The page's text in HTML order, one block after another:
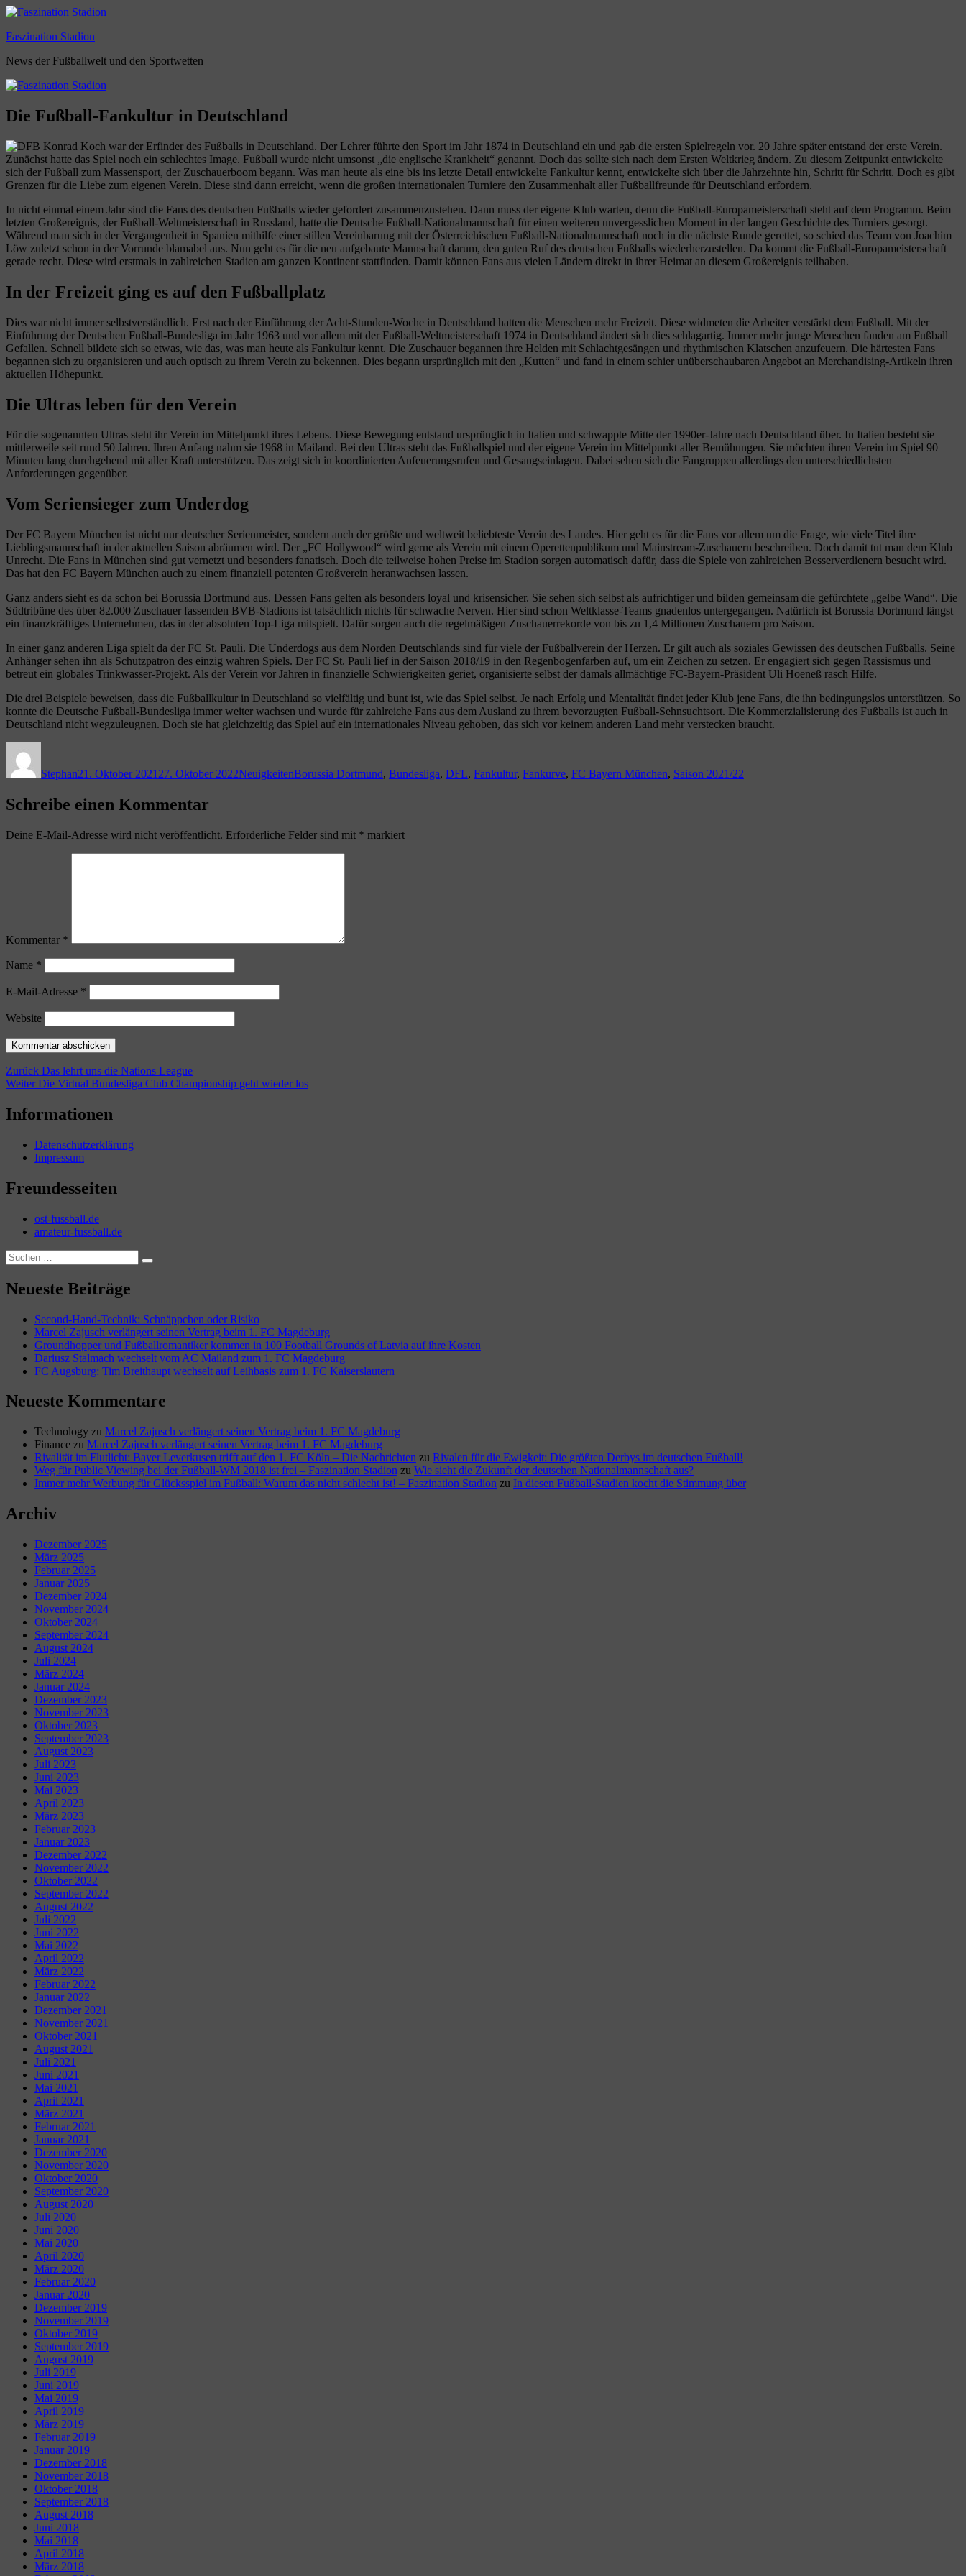
Zum
springen
Faszination Stadion
News der Fußballwelt und den Sportwetten
Die Fußball-Fankultur in Deutschland
Konrad Koch war der Erfinder des Fußballs in Deutschland. Der Lehrer führte den Sport im Jahr 1874 in Deutschland ein und gab die ersten Spielregeln vor. 20 Jahre später entstand der erste Verein.
Zunächst hatte das Spiel noch ein schlechtes Image. Fußball wurde nicht umsonst „die englische Krankheit“ genannt. Doch das sollte sich nach dem Ersten Weltkrieg ändern. Zu diesem Zeitpunkt entwickelte
sich der Fußball zum Massensport, der Zuschauerboom begann. Was man heute als eine bis ins letzte Detail entwickelte Fankultur kennt, entwickelte sich über die Jahrzehnte hin, Schritt für Schritt. Doch es gibt
Grenzen für die Liebe zum eigenen Verein. Diese sind dann erreicht, wenn die großen internationalen Turniere den Zusammenhalt aller Fußballfreunde für Deutschland erfordern.
In nicht einmal einem Jahr sind die Fans des deutschen Fußballs wieder gefordert zusammenzustehen. Dann muss der eigene Klub warten, denn die Fußball-Europameisterschaft steht auf dem Programm. Beim
letzten Großereignis, der Fußball-Weltmeisterschaft in Russland, hatte die Deutsche Fußball-Nationalmannschaft für einen weiteren unvergesslichen Moment in der langen Geschichte des Turniers gesorgt.
Während man sich in der Vergangenheit in Spanien mithilfe einer stillen Vereinbarung mit der Österreichischen Fußball-Nationalmannschaft noch in die nächste Runde gerettet, so schied das Team von Joachim
Löw zuletzt schon in der Vorrunde blamabel aus. Nun geht es für die neu aufgebaute Mannschaft darum, den guten Ruf des deutschen Fußballs wiederherzustellen. Da kommt die Fußball-Europameisterschaft
gerade recht. Diese wird erstmals in zahlreichen Stadien am ganzen Kontinent stattfinden. Damit können Fans aus vielen Ländern direkt in ihrer Heimat an diesem Großereignis teilhaben.
In der Freizeit ging es auf den Fußballplatz
Dies war nicht immer selbstverständlich. Erst nach der Einführung der Acht-Stunden-Woche in Deutschland hatten die Menschen mehr Freizeit. Diese widmeten die Arbeiter verstärkt dem Fußball. Mit der
Einführung der Deutschen Fußball-Bundesliga im Jahr 1963 und vor allem mit der Fußball-Weltmeisterschaft 1974 in Deutschland ändert sich dies schlagartig. Immer mehr junge Menschen fanden am Fußball
Gefallen. Schnell bildete sich so etwas, wie das, was man heute als Fankultur kennt. Die Zuschauer begannen ihre Helden mit Schlachtgesängen und rhythmischen Klatschen anzufeuern. Die härtesten Fans
begannen sich zu organisieren und auch optisch zu ihrem Verein zu bekennen. Dies begann ursprünglich mit den „Kutten“ und fand in einem schier unüberschaubaren Angebot an Merchandising-Artikeln ihren
aktuellen Höhepunkt.
Die Ultras leben für den Verein
Für die sogenannten Ultras steht ihr Verein im Mittelpunkt ihres Lebens. Diese Bewegung entstand ursprünglich in Italien und schwappte Mitte der 1990er-Jahre nach Deutschland über. In Italien besteht sie
mittlerweile seit rund 50 Jahren. Ihren Anfang nahm sie 1968 in Mailand. Bei den Ultras steht das Fußballspiel und der eigene Verein im Mittelpunkt aller Bemühungen. Sie möchten ihren Verein im Spiel 90
Minuten lang durchgehend mit aller Kraft unterstützen. Das zeigt sich in koordinierten Anfeuerungsrufen und Gesangseinlagen. Dabei sehen sich die Fangruppen allerdings den unterschiedlichsten
Anforderungen gegenüber.
Vom Seriensieger zum Underdog
Der FC Bayern München ist nicht nur deutscher Serienmeister, sondern auch der größte und weltweit beliebteste Verein des Landes. Hier geht es für die Fans vor allem um die Frage, wie viele Titel ihre
Lieblingsmannschaft in der aktuellen Saison abräumen wird. Der „FC Hollywood“ wird gerne als Verein mit einem Operettenpublikum und Mainstream-Zuschauern beschreiben. Doch damit tut man dem Klub
Unrecht. Die Fans in München sind gut vernetzt und besonders fanatisch. Doch die teilweise hohen Preise im Stadion sorgen automatisch dafür, dass die Spiele von zahlreichen Besserverdienern besucht wird.
Das hat den FC Bayern München auch zu einem finanziell potenten Großverein heranwachsen lassen.
Ganz anders sieht es da schon bei Borussia Dortmund aus. Dessen Fans gelten als besonders loyal und krisensicher. Sie sehen sich selbst als aufrichtiger und bilden gemeinsam die gefürchtete „gelbe Wand“. Die
Südtribüne des über 82.000 Zuschauer fassenden BVB-Stadions ist tatsächlich nichts für schwache Nerven. Hier sind schon Weltklasse-Teams gnadenlos untergegangen. Natürlich ist Borussia Dortmund längst
ein finanzkräftiges Unternehmen, das in der absoluten Top-Liga mitspielt. Dafür sorgen auch die regelmäßigen Zuschauerrekorde von bis zu 1,4 Millionen Zuschauern pro Saison.
In einer ganz anderen Liga spielt da der FC St. Pauli. Die Underdogs aus dem Norden Deutschlands sind für viele der Fußballverein der Herzen. Er gilt auch als soziales Gewissen des deutschen Fußballs. Seine
Anhänger sehen ihn als Schutzpatron des einzig wahren Spiels. Der FC St. Pauli lief in der Saison 2018/19 in den Regenbogenfarben auf, um ein Zeichen zu setzen. Er engagiert sich gegen Rassismus und
betreut ein globales Trinkwasser-Projekt. Als der Verein vor Jahren in finanzielle Schwierigkeiten geriet, organisierte selbst der damals allmächtige FC-Bayern-Präsident Uli Hoeneß rasch Hilfe.
Die drei Beispiele beweisen, dass die Fußballkultur in Deutschland so vielfältig und bunt ist, wie das Spiel selbst. Je nach Erfolg und Mentalität findet jeder Klub jene Fans, die ihn bedingungslos unterstützen. So
konnte die Deutsche Fußball-Bundesliga immer weiter wachsen und wurde für zahlreiche Fans aus dem Ausland zu ihrem bevorzugten Fußball-Sehnsuchtsort. Die Kommerzialisierung des Fußballs ist auch in
Deutschland nicht wegzuleugnen. Doch sie hat gleichzeitig das Spiel auf ein internationales Niveau gehoben, das sich vor keinem anderen Land mehr verstecken braucht.
Stephan21. Oktober 2021 27. Oktober 2022NeuigkeitenBorussia Dortmund, Bundesliga, DFL, Fankultur, Fankurve, FC Bayern München, Saison 2021/22
Schreibe einen Kommentar
Deine E-Mail-Adresse wird nicht veröffentlicht. Erforderliche Felder sind mit * markiert
Kommentar *
Name *
E-Mail-Adresse *
Website
Beitragsnavigation
Zurück Vorheriger
Beitrag:
Das lehrt uns die Nations League
Weiter Nächster
Die Virtual Bundesliga Club Championship geht wieder los
Informationen
Datenschutzerklärung
Impressum
Freundesseiten
ost-fussball.de
amateur-fussball.de
Suchen
nach:
Suchen
Neueste Beiträge
Second-Hand-Technik: Schnäppchen oder Risiko
Marcel Zajusch verlängert seinen Vertrag beim 1. FC Magdeburg
Groundhopper und Fußballromantiker kommen in 100 Football Grounds of Latvia auf ihre Kosten
Dariusz Stalmach wechselt vom AC Mailand zum 1. FC Magdeburg
FC Augsburg: Tim Breithaupt wechselt auf Leihbasis zum 1. FC Kaiserslautern
Neueste Kommentare
Technology zu Marcel Zajusch verlängert seinen Vertrag beim 1. FC Magdeburg
Finance zu Marcel Zajusch verlängert seinen Vertrag beim 1. FC Magdeburg
Rivalität im Flutlicht: Bayer Leverkusen trifft auf den 1. FC Köln – Die Nachrichten zu Rivalen für die Ewigkeit: Die größten Derbys im deutschen Fußball!
Weg für Public Viewing bei der Fußball-WM 2018 ist frei – Faszination Stadion zu Wie sieht die Zukunft der deutschen Nationalmannschaft aus?
Immer mehr Werbung für Glücksspiel im Fußball: Warum das nicht schlecht ist! – Faszination Stadion zu In diesen Fußball-Stadien kocht die Stimmung über
Archiv
Dezember 2025
März 2025
Februar 2025
Januar 2025
Dezember 2024
November 2024
Oktober 2024
September 2024
August 2024
Juli 2024
März 2024
Januar 2024
Dezember 2023
November 2023
Oktober 2023
September 2023
August 2023
Juli 2023
Juni 2023
Mai 2023
April 2023
März 2023
Februar 2023
Januar 2023
Dezember 2022
November 2022
Oktober 2022
September 2022
August 2022
Juli 2022
Juni 2022
Mai 2022
April 2022
März 2022
Februar 2022
Januar 2022
Dezember 2021
November 2021
Oktober 2021
August 2021
Juli 2021
Juni 2021
Mai 2021
April 2021
März 2021
Februar 2021
Januar 2021
Dezember 2020
November 2020
Oktober 2020
September 2020
August 2020
Juli 2020
Juni 2020
Mai 2020
April 2020
März 2020
Februar 2020
Januar 2020
Dezember 2019
November 2019
Oktober 2019
September 2019
August 2019
Juli 2019
Juni 2019
Mai 2019
April 2019
März 2019
Februar 2019
Januar 2019
Dezember 2018
November 2018
Oktober 2018
September 2018
August 2018
Juni 2018
Mai 2018
April 2018
März 2018